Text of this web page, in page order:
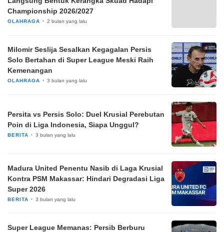
Championship 2026/2027
OLAHRAGA 2 bulan yang lalu
Milomir Seslija Sesalkan Kegagalan Persis
Solo Bertahan di Super League Meski Raih
Kemenangan
OLAHRAGA 3 bulan yang lalu
Persita vs Persis Solo: Duel Krusial Perebutan
Poin di Liga Indonesia, Siapa Unggul?
BERITA 3 bulan yang lalu
Madura United Penentu Nasib di Laga Krusial
Kontra PSM Makassar: Hindari Degradasi Liga
Super 2026
BERITA 3 bulan yang lalu
Super League Memanas: Persib Berburu